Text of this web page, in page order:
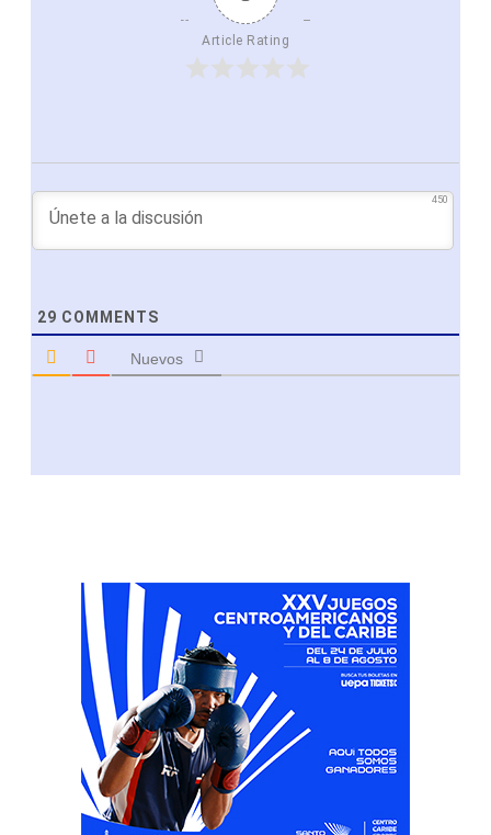
Article Rating
450
29 COMMENTS
Nuevos